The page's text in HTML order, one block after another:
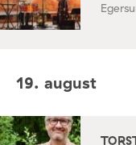
19. august